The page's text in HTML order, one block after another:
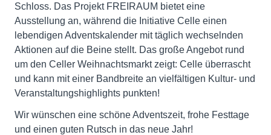
Schloss. Das Projekt FREIRAUM bietet eine
Ausstellung an, während die Initiative Celle einen
lebendigen Adventskalender mit täglich wechselnden
Aktionen auf die Beine stellt. Das große Angebot rund
um den Celler Weihnachtsmarkt zeigt: Celle überrascht
und kann mit einer Bandbreite an vielfältigen Kultur- und
Veranstaltungshighlights punkten!
Wir wünschen eine schöne Adventszeit, frohe Festtage
und einen guten Rutsch in das neue Jahr!